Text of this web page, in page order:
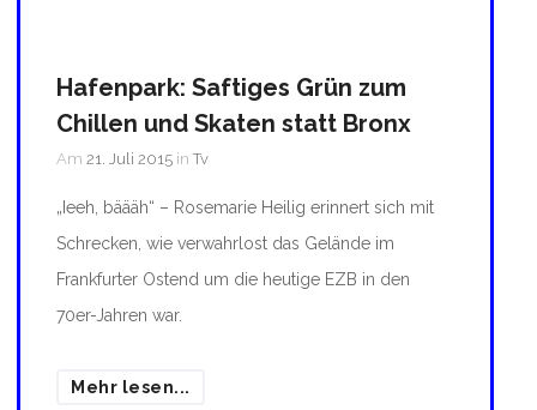
Hafenpark: Saftiges Grün zum
Chillen und Skaten statt Bronx
Am 21. Juli 2015 inTv
„Ieeh, bäääh“ – Rosemarie Heilig erinnert sich mit
Schrecken, wie verwahrlost das Gelände im
Frankfurter Ostend um die heutige EZB in den
70er-Jahren war.
Mehr lesen...